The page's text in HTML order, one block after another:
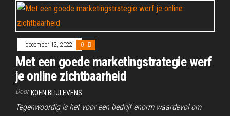
december 12, 2022 0
Met een goede marketingstrategie werf
je online zichtbaarheid
Door KOEN BLIJLEVENS
Tegenwoordig is het voor een bedrijf enorm waardevol om